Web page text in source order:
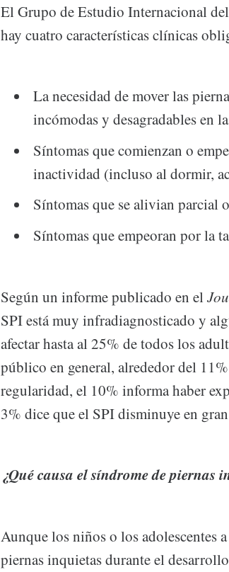
El Grupo de Estudio Internacional
hay cuatro características clínicas
La necesidad de mover las
incómodas y desagradables en
Síntomas que comienzan o
inactividad (incluso al dormir,
Síntomas que se alivian parcial
Síntomas que empeoran por la
Según un informe publicado en el
SPI está muy infradiagnosticado y
afectar hasta al 25% de todos los
público en general, alrededor del
regularidad, el 10% informa haber
3% dice que el SPI disminuye en
¿Qué causa el síndrome de piernas
Aunque los niños o los adolescentes
piernas inquietas durante el